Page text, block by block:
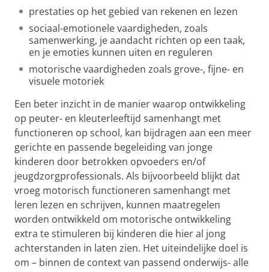
prestaties op het gebied van rekenen en lezen
sociaal-emotionele vaardigheden, zoals
samenwerking, je aandacht richten op een taak,
en je emoties kunnen uiten en reguleren
motorische vaardigheden zoals grove-, fijne- en
visuele motoriek
Een beter inzicht in de manier waarop ontwikkeling
op peuter- en kleuterleeftijd samenhangt met
functioneren op school, kan bijdragen aan een meer
gerichte en passende begeleiding van jonge
kinderen door betrokken opvoeders en/of
jeugdzorgprofessionals. Als bijvoorbeeld blijkt dat
vroeg motorisch functioneren samenhangt met
leren lezen en schrijven, kunnen maatregelen
worden ontwikkeld om motorische ontwikkeling
extra te stimuleren bij kinderen die hier al jong
achterstanden in laten zien. Het uiteindelijke doel is
om – binnen de context van passend onderwijs- alle